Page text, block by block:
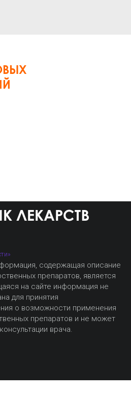
содержащая описание
препаратов, является
на сайте информация не
для принятия
о возможности применения
препаратов и не может
врача.